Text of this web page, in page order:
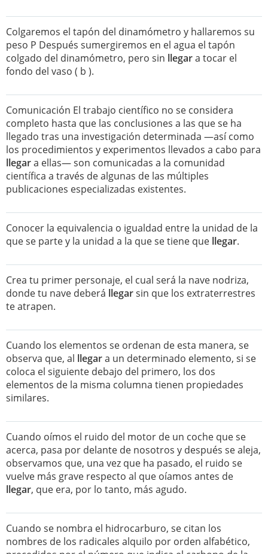
Colgaremos el tapón del dinamómetro y hallaremos su
peso P Después sumergiremos en el agua el tapón
colgado del dinamómetro, pero sin llegara tocar el
fondo del vaso ( b ).
Comunicación El trabajo científico no se considera
completo hasta que las conclusiones a las que se ha
llegado tras una investigación determinada —así como
los procedimientos y experimentos llevados a cabo para
llegara ellas— son comunicadas a la comunidad
científica a través de algunas de las múltiples
publicaciones especializadas existentes.
Conocer la equivalencia o igualdad entre la unidad de la
que se parte y la unidad a la que se tiene que llegar.
Crea tu primer personaje, el cual será la nave nodriza,
donde tu nave deberá llegarsin que los extraterrestres
te atrapen.
Cuando los elementos se ordenan de esta manera, se
observa que, al llegara un determinado elemento, si se
coloca el siguiente debajo del primero, los dos
elementos de la misma columna tienen propiedades
similares.
Cuando oímos el ruido del motor de un coche que se
acerca, pasa por delante de nosotros y después se aleja,
observamos que, una vez que ha pasado, el ruido se
vuelve más grave respecto al que oíamos antes de
llegar, que era, por lo tanto, más agudo.
Cuando se nombra el hidrocarburo, se citan los
nombres de los radicales alquilo por orden alfabético,